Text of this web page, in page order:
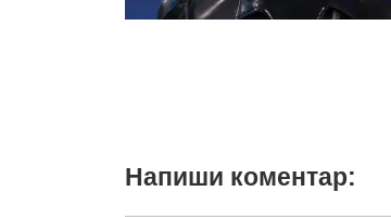
Напиши коментар: